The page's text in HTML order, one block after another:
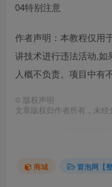
04特别注意
作者声明：本教程仅用
讲技术进行违法活动,如
人概不负责。项目中有
© 版权声明
文章版权归作者所有，未经
商城 冒泡网【